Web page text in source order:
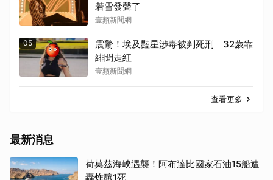
若雪發聲了
壹蘋新聞網
05
震驚！埃及豔星涉毒被判死刑 32歲靠
緋聞走紅
壹蘋新聞網
查看更多
最新消息
荷莫茲海峽遇襲！阿布達比國家石油15船遭
轟炸釀1死